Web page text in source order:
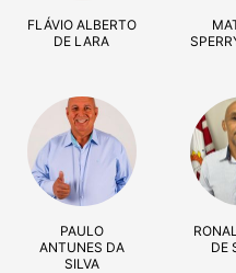
FLÁVIO ALBERTO
DE LARA
PAULO
ANTUNES DA
SILVA
DE